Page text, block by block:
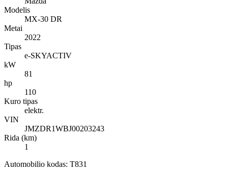
Modelis
MX-30 DR
Metai
2022
Tipas
e-SKYACTIV
kW
81
hp
110
Kuro tipas
elektr.
VIN
JMZDR1WBJ00203243
Rida (km)
1
Automobilio kodas: T831